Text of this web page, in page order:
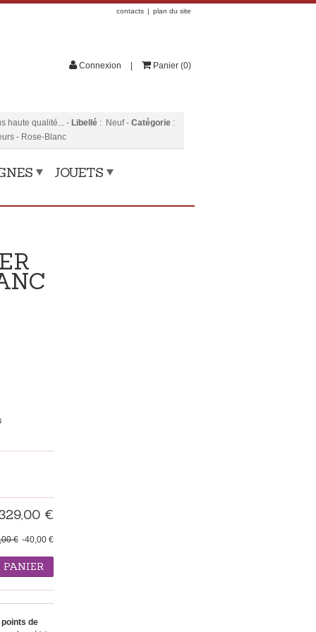
contacts plan du site
haute qualité...- Libellé: Neuf- Catégorie:
- Rose-Blanc
JOUETS
Connexion Panier (0)
€
-40,00 €
€
PANIER
points de